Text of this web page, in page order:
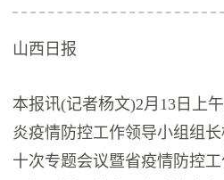
山西日报
本报讯(记者杨文)2月13日上
炎疫情防控工作领导小组组
十次专题会议暨省疫情防控